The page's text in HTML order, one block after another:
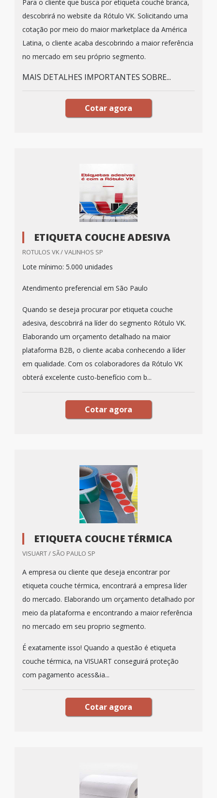
Para o cliente que busca por etiqueta couché branca,
descobrirá no website da Rótulo VK. Solicitando uma
cotação por meio do maior marketplace da América
Latina, o cliente acaba descobrindo a maior referência
no mercado em seu próprio segmento.
MAIS DETALHES IMPORTANTES SOBRE...
Cotar agora
ETIQUETA COUCHE ADESIVA
ROTULOS VK / VALINHOS SP
Lote mínimo: 5.000 unidades
Atendimento preferencial em São Paulo
Quando se deseja procurar por etiqueta couche
adesiva, descobrirá na líder do segmento Rótulo VK.
Elaborando um orçamento detalhado na maior
plataforma B2B, o cliente acaba conhecendo a líder
em qualidade. Com os colaboradores da Rótulo VK
obterá excelente custo-benefício com b...
Cotar agora
ETIQUETA COUCHE TÉRMICA
VISUART / SÃO PAULO SP
A empresa ou cliente que deseja encontrar por
etiqueta couche térmica, encontrará a empresa líder
do mercado. Elaborando um orçamento detalhado por
meio da plataforma e encontrando a maior referência
no mercado em seu proprio segmento.
É exatamente isso! Quando a questão é etiqueta
couche térmica, na VISUART conseguirá proteção
com pagamento acess&ia...
Cotar agora